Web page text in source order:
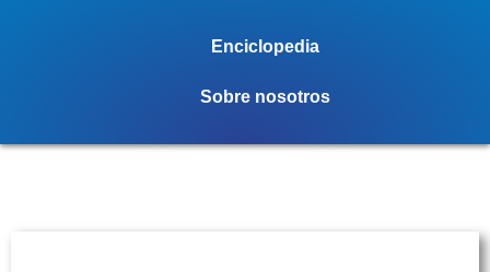
Enciclopedia
Sobre nosotros